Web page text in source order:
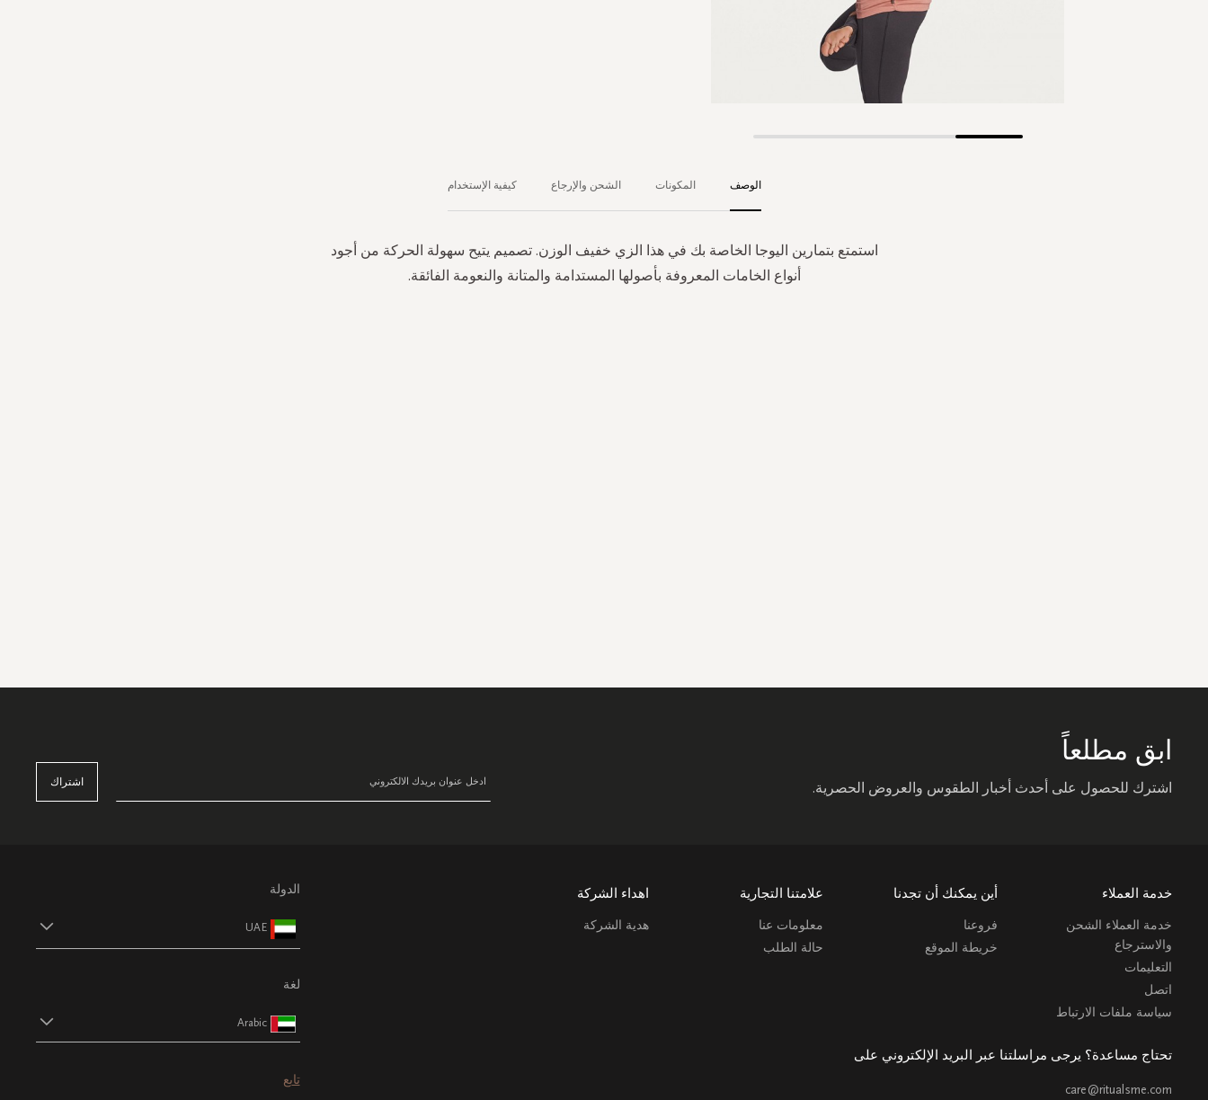
الوصف
استمتع بتمارين اليوجا الخاصة بك في هذا الزي خفيف الوزن. تصميم يتيح سهولة الحركة من أجود
أنواع الخامات المعروفة بأصولها المستدامة والمتانة والنعومة الفائقة.
المكونات الشحن والإرجاع كيفية الإستخدام
ابق مطلعاً
اشترك للحصول على أحدث أخبار الطقوس والعروض الحصرية. اشتراك
خدمة العملاء
خدمة العملاء الشحن
والاسترجاع
التعليمات
اتصل
سياسة ملفات الارتباط
أين يمكنك أن تجدنا
فروعنا
خريطة الموقع
علامتنا التجارية
معلومات عنا
حالة الطلب
اهداء الشركة
هدية الشركة
تحتاج مساعدة؟ يرجى مراسلتنا عبر البريد الإلكتروني على
care@ritualsme.com
الدولة
UAE
لغة
Arabic
تابع